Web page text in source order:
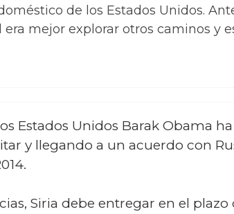
de los Estados Unidos.
mejor explorar otros caminos y
Estados Unidos Barak Obama
y llegando a un acuerdo con
Siria debe entregar en el